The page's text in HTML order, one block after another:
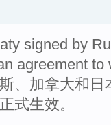
signed by
agreement
、加拿大和
式生效。